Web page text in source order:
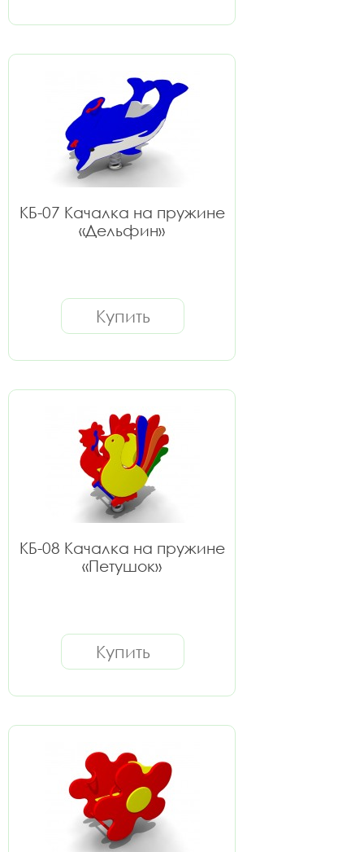
КБ-07 Качалка на пружине
«Дельфин»
Купить
КБ-08 Качалка на пружине
«Петушок»
Купить